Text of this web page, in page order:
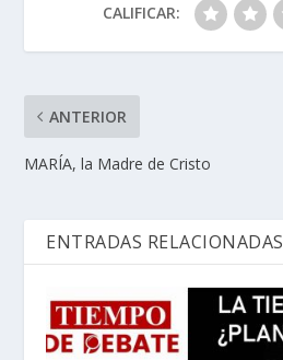
CALIFICAR:
ANTERIOR
MARÍA, la Madre de Cristo
ENTRADAS RELACIONADAS